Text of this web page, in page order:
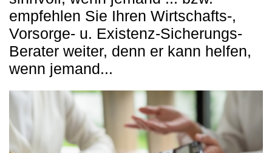
empfehlen Sie Ihren Wirtschafts-,
Vorsorge- u. Existenz-Sicherungs-
Berater weiter, denn er kann helfen,
wenn jemand...